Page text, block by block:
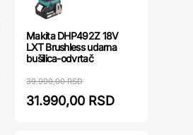
Makita DHP492Z 18V
LXT Brushless udarna
bušilica-odvrtač
39.990,00 RSD
31.990,00 RSD